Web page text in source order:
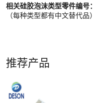
相关硅胶泡沫类型零件编号：
（每种类型都有中文替代品）
推荐产品